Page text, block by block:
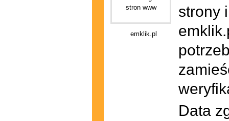
emklik.pl
strony
Data